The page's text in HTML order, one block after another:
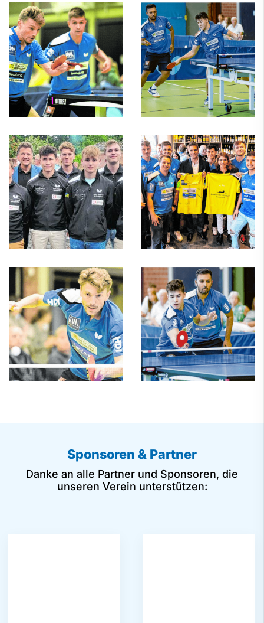
Sponsoren & Partner
Danke an alle Partner und Sponsoren, die
unseren Verein unterstützen: